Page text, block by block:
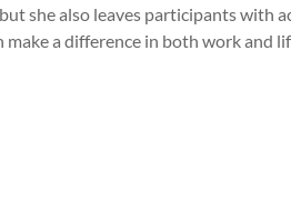
she also leaves participants with
a difference in both work and